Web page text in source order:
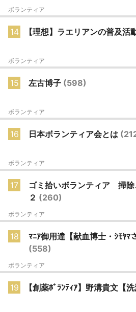
ボランティア
14 【理想】ラエリアンの普及活
ボランティア
15 左古博子 (598)
ボランティア
16 日本ボランティア会とは
ボランティア
17
ゴミ拾いボランティア 掃
２ (260)
ボランティア
18
ﾏﾆｱ御用達【献血博士・ｼﾓﾔﾏ
(558)
ボランティア
19 【創薬ﾎﾞﾗﾝﾃｨｱ】野溝貴文【